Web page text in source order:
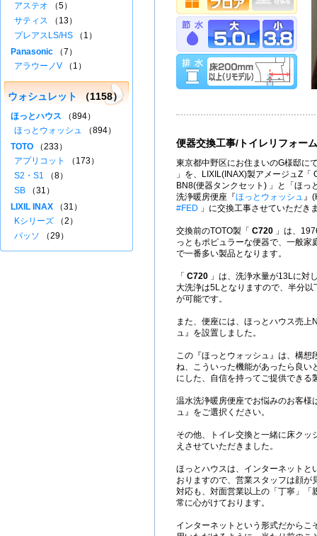
便器交換工事/トイレリフォーム
東京都中野区にお住まいのG様邸に
」を、LIXIL(INAX)製アメージュZ「
BN8(便器タンクセット) 」と「ほっ
洗浄暖房便座『ほっとウォッシュ』
#FED 」に交換工事させていただき
交換前のTOTO製「 C720 」は、
っともポピュラーな便器で、一般家
で一番多い製品となります。
「 C720 」は、洗浄水量が13Lに対
大洗浄は5Lとなりますので、半分
が可能です。
また、便座には、ほっとハウス売上
ュ』を設置しました。
この『ほっとウォッシュ』は、構想
ね、こういった機能があったら良い
にした、自信を持ってご提供できる
温水洗浄暖房便座でお悩みのお客様
ュ』をご選択ください。
その他、トイレ交換と一緒に床クッ
えさせていただきました。
ほっとハウスは、インターネットと
おりますので、営業スタッフは顔が
対応も、対面営業以上の「丁寧」「
常に心がけております。
インターネットという形式だからこ
アステオ （5）
サティス （13）
プレアスLS/HS （1）
Panasonic （7）
アラウーノV （1）
ウォシュレット （1158）
ほっとハウス （894）
ほっとウォッシュ （894）
TOTO （233）
アプリコット
（173）
S2・S1 （8）
SB （31）
LIXIL INAX （31）
Kシリーズ （2）
パッソ （29）